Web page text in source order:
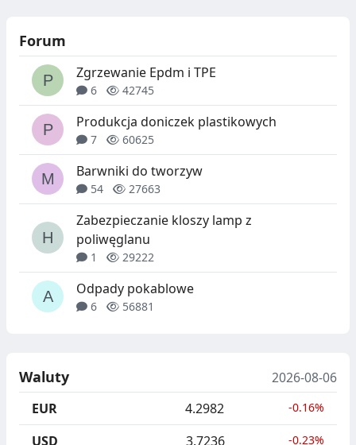
Forum
Zgrzewanie Epdm i TPE
6 42745
Produkcja doniczek plastikowych
7 60625
Barwniki do tworzyw
54 27663
Zabezpieczanie kloszy lamp z
poliwęglanu
1 29222
Odpady pokablowe
6 56881
Waluty
2026-08-06
EUR
4.2982 -0.16%
USD 3.7236 -0.23%